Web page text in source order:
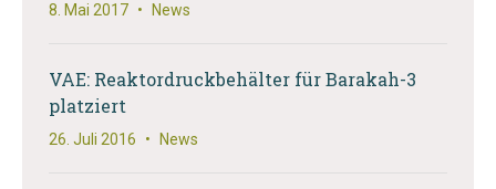
8. Mai 2017 • News
VAE: Reaktordruckbehälter für Barakah-3
platziert
26. Juli 2016 • News